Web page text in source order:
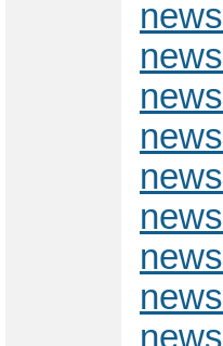
news
news
news
news
news
news
news
news
news